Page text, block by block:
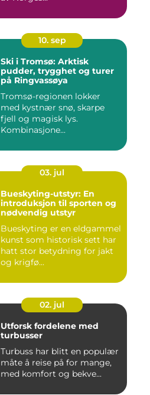
10. sep
Ski i Tromsø: Arktisk
pudder, trygghet og turer
på Ringvassøya
Tromsø-regionen lokker
med kystnær snø, skarpe
fjell og magisk lys.
Kombinasjone...
03. jul
Bueskyting-utstyr: En
introduksjon til sporten og
nødvendig utstyr
Bueskyting er en eldgammel
kunst som historisk sett har
hatt stor betydning for jakt
og krigfø...
02. jul
Utforsk fordelene med
turbusser
Turbuss har blitt en populær
måte å reise på for mange,
med komfort og bekve...